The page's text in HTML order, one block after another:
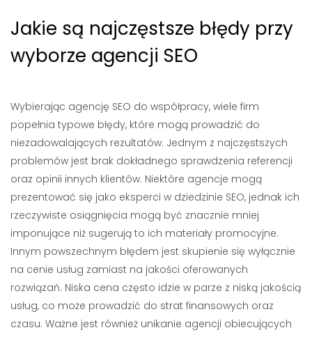
Jakie są najczęstsze błędy przy
wyborze agencji SEO
Wybierając agencję SEO do współpracy, wiele firm
popełnia typowe błędy, które mogą prowadzić do
niezadowalających rezultatów. Jednym z najczęstszych
problemów jest brak dokładnego sprawdzenia referencji
oraz opinii innych klientów. Niektóre agencje mogą
prezentować się jako eksperci w dziedzinie SEO, jednak ich
rzeczywiste osiągnięcia mogą być znacznie mniej
imponujące niż sugerują to ich materiały promocyjne.
Innym powszechnym błędem jest skupienie się wyłącznie
na cenie usług zamiast na jakości oferowanych
rozwiązań. Niska cena często idzie w parze z niską jakością
usług, co może prowadzić do strat finansowych oraz
czasu. Ważne jest również unikanie agencji obiecujących